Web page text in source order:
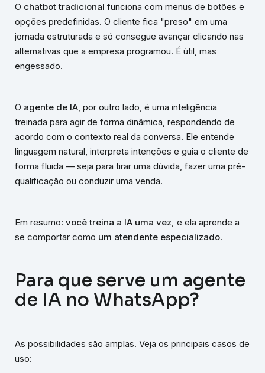
O chatbot tradicional funciona com menus de botões e
opções predefinidas. O cliente fica "preso" em uma
jornada estruturada e só consegue avançar clicando nas
alternativas que a empresa programou. É útil, mas
engessado.
O agente de IA, por outro lado, é uma inteligência
treinada para agir de forma dinâmica, respondendo de
acordo com o contexto real da conversa. Ele entende
linguagem natural, interpreta intenções e guia o cliente de
forma fluida — seja para tirar uma dúvida, fazer uma pré-
qualificação ou conduzir uma venda.
Em resumo: você treina a IA uma vez, e ela aprende a
se comportar como um atendente especializado.
Para que serve um agente
de IA no WhatsApp?
As possibilidades são amplas. Veja os principais casos de
uso: